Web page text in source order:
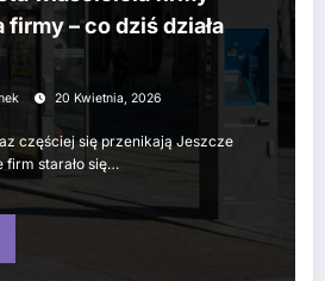
firmy – co dziś działa
20 Kwietnia, 2026
częściej się przenikają Jeszcze
firm starało się…